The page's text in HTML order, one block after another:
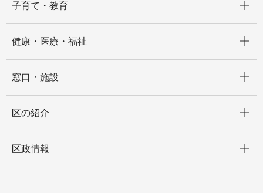
子育て・教育
健康・医療・福祉
窓口・施設
区の紹介
区政情報